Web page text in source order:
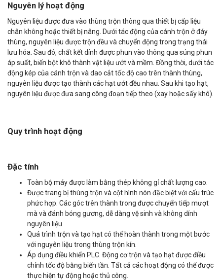
Nguyên lý hoạt động
Nguyên liệu được đưa vào thùng trộn thông qua thiết bị cấp liệu
chân không hoặc thiết bị nâng. Dưới tác động của cánh trộn ở đáy
thùng, nguyên liệu được trộn đều và chuyển động trong trạng thái
lưu hóa. Sau đó, chất kết dính được phun vào thông qua súng phun
áp suất, biến bột khô thành vật liệu ướt và mềm. Đồng thời, dưới tác
động kép của cánh trộn và dao cắt tốc độ cao trên thành thùng,
nguyên liệu được tạo thành các hạt ướt đều nhau. Sau khi tạo hạt,
nguyên liệu được đưa sang công đoạn tiếp theo (xay hoặc sấy khô).
Quy trình hoạt động
Đặc tính
Toàn bộ máy được làm bằng thép không gỉ chất lượng cao.
Được trang bị thùng trộn và cột hình nón đặc biệt với cấu trúc
phức hợp. Các góc trên thành trong được chuyển tiếp mượt
mà và đánh bóng gương, dễ dàng vệ sinh và không dính
nguyên liệu.
Quá trình trộn và tạo hạt có thể hoàn thành trong một bước
với nguyên liệu trong thùng trộn kín.
Áp dụng điều khiển PLC. Động cơ trộn và tạo hạt được điều
chỉnh tốc độ bằng biến tần. Tất cả các hoạt động có thể được
thực hiện tự động hoặc thủ công.